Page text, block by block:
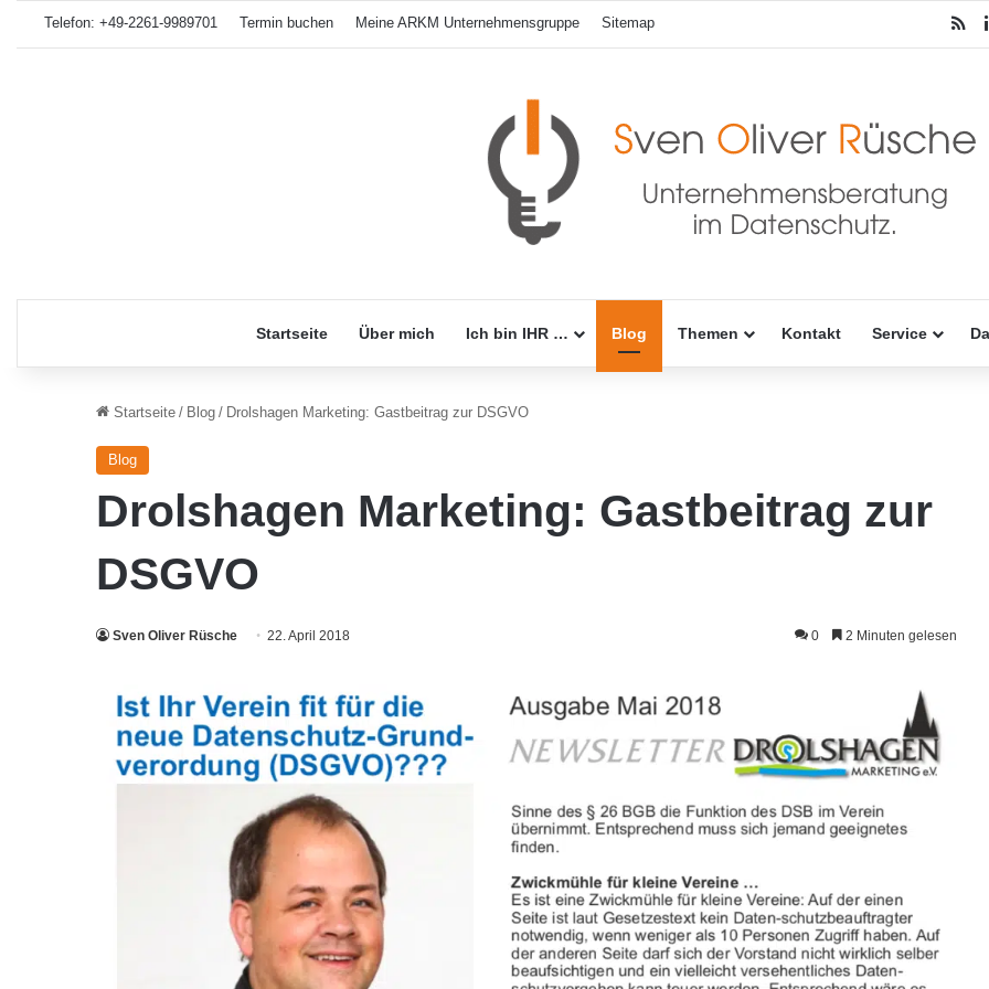
Telefon: +49-2261-9989701 Termin buchen Meine ARKM Unternehmensgruppe Sitemap
Startseite Über mich Ich bin IHR … Blog Themen Kontakt Service
Startseite / Blog / Drolshagen Marketing: Gastbeitrag zur DSGVO
Blog
Drolshagen Marketing: Gastbeitrag zur
DSGVO
Sven Oliver Rüsche 22. April 2018 0 2 Minuten gelesen